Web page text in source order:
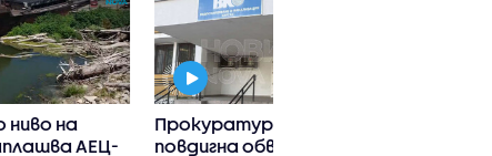
ниво на
АЕЦ-
Прокуратурата
повдигна обвинения